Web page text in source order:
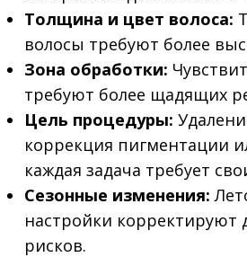
Толщина и цвет волоса:
волосы требуют более
Зона обработки:
требуют более щадящих
Цель процедуры:
коррекция пигментации
каждая задача требует
Сезонные изменения:
настройки
рисков.